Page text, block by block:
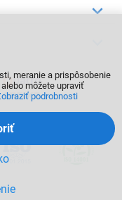
meranie a prispôsobenie
môžete upraviť
podrobnosti